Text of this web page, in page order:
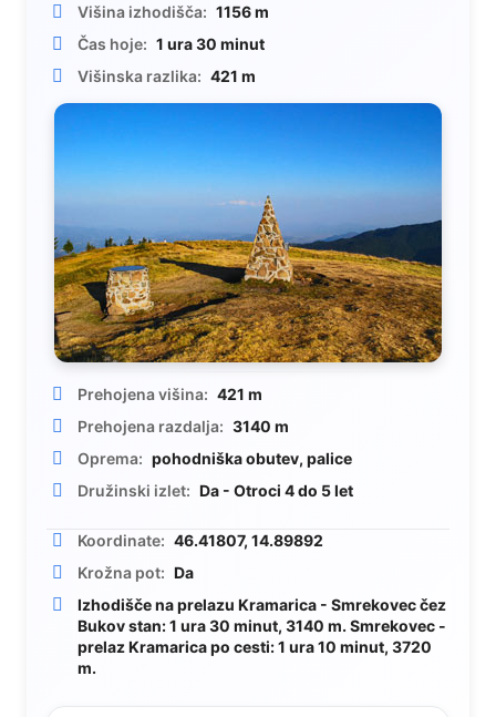
Višina izhodišča: 1156 m
Čas hoje: 1 ura 30 minut
Višinska razlika: 421 m
Prehojena višina: 421 m
Prehojena razdalja: 3140 m
Oprema: pohodniška obutev, palice
Družinski izlet: Da - Otroci 4 do 5 let
Koordinate: 46.41807, 14.89892
Krožna pot: Da
Izhodišče na prelazu Kramarica - Smrekovec čez
Bukov stan: 1 ura 30 minut, 3140 m. Smrekovec -
prelaz Kramarica po cesti: 1 ura 10 minut, 3720
m.